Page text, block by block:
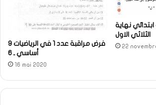
فرض مراقبة عدد 1 في الرياضيات 9
أساسي ـ 6
16 mai 2020
نهاية
الثلاثي الاول
22